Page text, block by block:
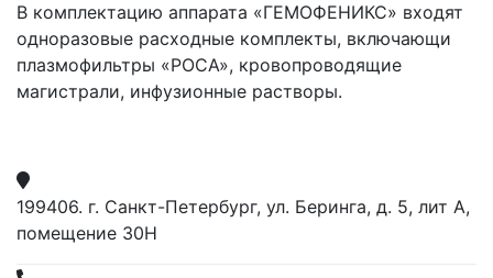
В комплектацию аппарата «ГЕМОФЕНИКС» входят
одноразовые расходные комплекты, включающи
плазмофильтры «РОСА», кровопроводящие
магистрали, инфузионные растворы.
199406. г. Санкт-Петербург, ул. Беринга, д. 5, лит А,
помещение 30Н